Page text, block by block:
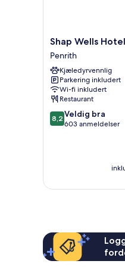
Shap
Wells
Hotel
Penrith
Shap Wells Hotel
Penrith
Kjæledyrvennlig
Parkering inkludert
Wi-fi inkludert
Restaurant
8.2
av
8,2 Veldig bra
603 anmeldelser